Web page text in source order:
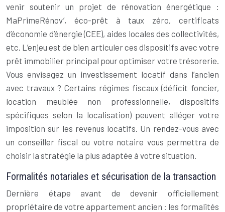
venir soutenir un projet de rénovation énergétique :
MaPrimeRénov’, éco-prêt à taux zéro, certificats
d’économie d’énergie (CEE), aides locales des collectivités,
etc. L’enjeu est de bien articuler ces dispositifs avec votre
prêt immobilier principal pour optimiser votre trésorerie.
Vous envisagez un investissement locatif dans l’ancien
avec travaux ? Certains régimes fiscaux (déficit foncier,
location meublée non professionnelle, dispositifs
spécifiques selon la localisation) peuvent alléger votre
imposition sur les revenus locatifs. Un rendez-vous avec
un conseiller fiscal ou votre notaire vous permettra de
choisir la stratégie la plus adaptée à votre situation.
Formalités notariales et sécurisation de la transaction
Dernière étape avant de devenir officiellement
propriétaire de votre appartement ancien : les formalités